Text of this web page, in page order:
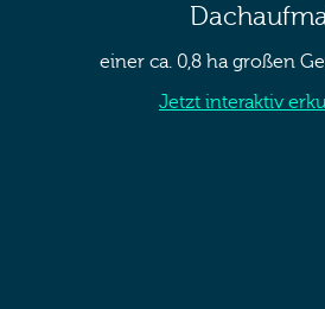
einer ca. 0,8 ha großen
Jetzt interaktiv